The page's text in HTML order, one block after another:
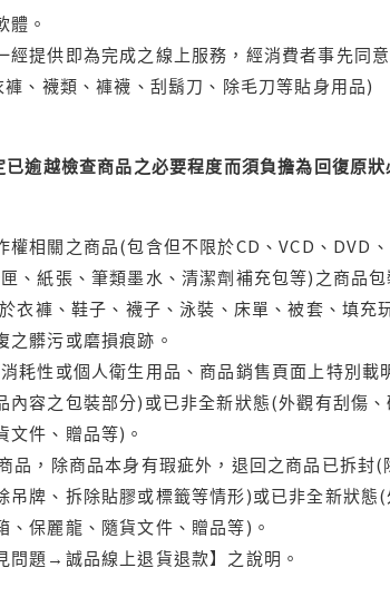
體。
經提供即為完成之線上服務，經消費者事先同
、襪類、褲襪、刮鬍刀、除毛刀等貼身用品)
逾越檢查商品之必要程度而須負擔為回復原
相關之商品(包含但不限於CD、VCD、DVD
、紙張、筆類墨水、清潔劑補充包等)之商品
衣褲、鞋子、襪子、泳裝、床單、被套、填
髒污或磨損痕跡。
耗性或個人衛生用品、商品銷售頁面上特別
內容之包裝部分)或已非全新狀態(外觀有刮傷
件、贈品等)。
品，除商品本身有瑕疵外，退回之商品已拆
吊牌、拆除貼膠或標籤等情形)或已非全新狀
保麗龍、隨貨文件、贈品等)。
題→誠品線上退貨退款】之說明。